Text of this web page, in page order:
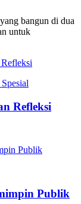
bangun di dua
untuk
Refleksi
Publik